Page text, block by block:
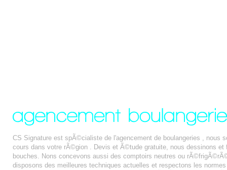
CS Signature est spÃ©cialiste de l'agencement de boulangeries ,
cours dans votre rÃ©gion . Devis et Ã©tude gratuite, nous dessinons
bouches. Nons concevons aussi des comptoirs neutres ou
disposons des meilleures techniques actuelles et respectons les